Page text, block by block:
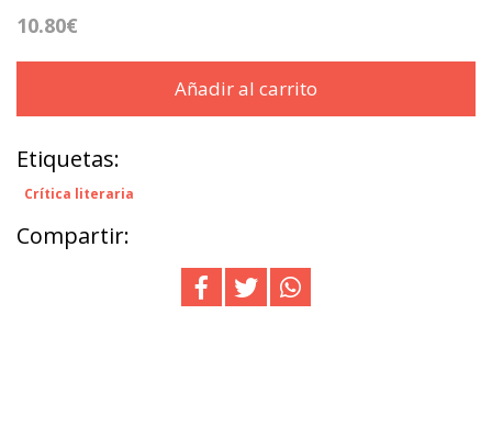
10.80€
Añadir al carrito
Etiquetas:
Crítica literaria
Compartir: